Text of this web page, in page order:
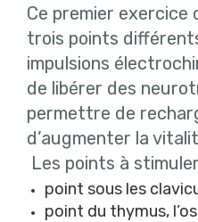
Ce premier exercice
trois points
impulsions
de libérer des
permettre de
d’augmenter la
Les points à
point sous les
point du thymus,